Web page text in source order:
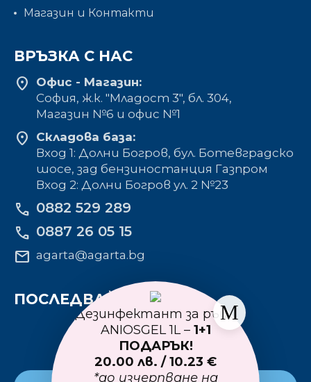
Дезинфектант за ръце
ANIOSGEL 1L – 1+1
ПОДАРЪК!
20.00 лв. / 10.23 €
*до изчерпване на
Магазин и Контакти
ВРЪЗКА С НАС
location_on
Офис - Магазин:
София, ж.к. "Младост 3", бл. 304,
Mагазин №6 и офис №1
location_on
Складова база:
Вход 1: Долни Богров, бул. Ботевградско
шосе, зад бензиностанция Газпром
Вход 2: Долни Богров ул. 2 №23
phone 0882 529 289
phone 0887 26 05 15
mail agarta@agarta.bg
ПОСЛЕДВАЙТЕ НИ